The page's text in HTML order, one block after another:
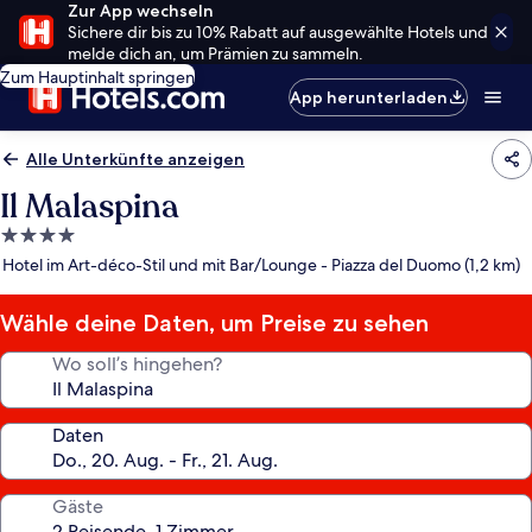
Zur App wechseln
Sichere dir bis zu 10% Rabatt auf ausgewählte Hotels und
melde dich an, um Prämien zu sammeln.
Zum Hauptinhalt springen
App herunterladen
Alle Unterkünfte anzeigen
Il Malaspina
4.0-
Sterne-
Hotel im Art-déco-Stil und mit Bar/Lounge - Piazza del Duomo (1,2 km)
Wähle deine Daten, um Preise zu sehen
Wo soll’s hingehen?
Daten
Gäste